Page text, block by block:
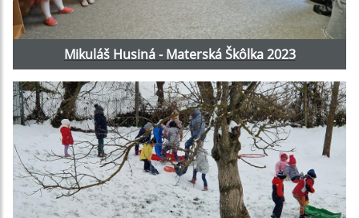
Mikuláš Husiná - Materská Škôlka 2023